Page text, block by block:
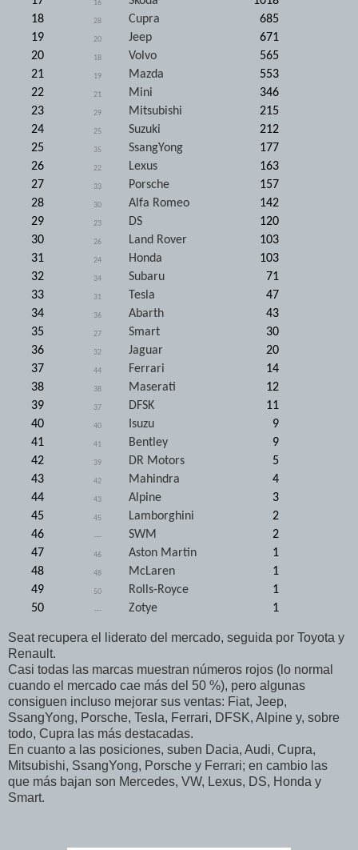
16
18
28 Cupra
685
19
20 Jeep
671
20
18 Volvo
565
21
19 Mazda
553
22
21 Mini
346
23
29 Mitsubishi
215
24
25 Suzuki
212
25
35 SsangYong
177
26
22 Lexus
163
27
33 Porsche
157
28
30 Alfa Romeo
142
29
23 DS
120
30
26 Land Rover
103
31
24 Honda
103
32
34 Subaru
71
33
31 Tesla
47
34
36 Abarth
43
35
27 Smart
30
36
32 Jaguar
20
37
44 Ferrari
14
38
38 Maserati
12
39
37 DFSK
11
40
40 Isuzu
9
41
41 Bentley
9
42
39 DR Motors
5
43
42 Mahindra
4
44
43 Alpine
3
45
45 Lamborghini
2
46
--- SWM
2
47
46 Aston Martin
1
48
48 McLaren
1
49
50 Rolls-Royce
1
50
--- Zotye 1
Seat recupera el liderato del mercado, seguida por Toyota y
Renault.
Casi todas las marcas muestran números rojos (lo normal
cuando el mercado cae más del 50 %), pero algunas
consiguen incluso mejorar sus ventas: Fiat, Jeep,
SsangYong, Porsche, Tesla, Ferrari, DFSK, Alpine y, sobre
todo, Cupra las más destacadas.
En cuanto a las posiciones, suben Dacia, Audi, Cupra,
Mitsubishi, SsangYong, Porsche y Ferrari; en cambio las
que más bajan son Mercedes, VW, Lexus, DS, Honda y
Smart.